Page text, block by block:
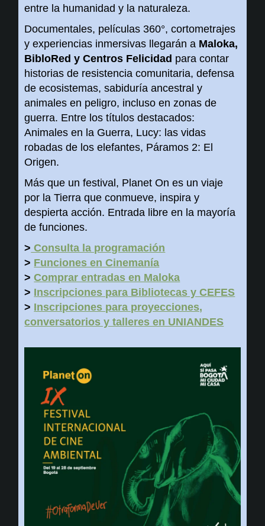
entre la humanidad y la naturaleza.
Documentales, películas 360°, cortometrajes
y experiencias inmersivas llegarán a Maloka,
BibloRed y Centros Felicidad para contar
historias de resistencia comunitaria, defensa
de ecosistemas, sabiduría ancestral y
animales en peligro, incluso en zonas de
guerra. Entre los títulos destacados:
Animales en la Guerra, Lucy: las vidas
robadas de los elefantes, Páramos 2: El
Origen.
Más que un festival, Planet On es un viaje
por la Tierra que conmueve, inspira y
despierta acción. Entrada libre en la mayoría
de funciones.
> Consulta la programación
> Funciones en Cinemanía
>Comprar entradas en Maloka
> Inscripciones para Bibliotecas y CEFES
> Inscripciones para proyecciones,
conversatorios y talleres en UNIANDES